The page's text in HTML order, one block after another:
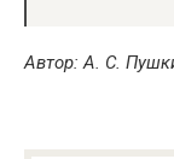
Автор: А. С.